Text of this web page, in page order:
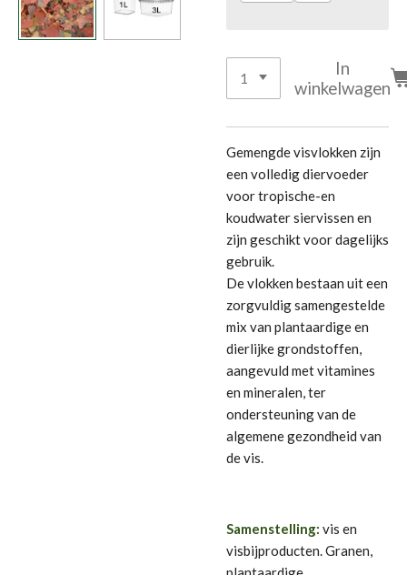
In
winkelwagen
Gemengde visvlokken zijn
een volledig diervoeder
voor tropische-en
koudwater siervissen en
zijn geschikt voor dagelijks
gebruik.
De vlokken bestaan uit een
zorgvuldig samengestelde
mix van plantaardige en
dierlijke grondstoffen,
aangevuld met vitamines
en mineralen, ter
ondersteuning van de
algemene gezondheid van
de vis.
Samenstelling: vis en
visbijproducten. Granen,